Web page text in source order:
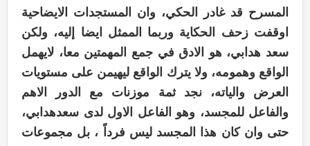
المسرح قد غادر الحكي، وان المستجدات الايضاحية
اوقفت زحف الحكاية وربما الممثل ايضا إليه، ولكن
سعد هدابي، هو الادق في جمع المهمتين معا، لايهمل
الواقع وهمومه، ولا يترك الواقع ليهيمن على مستويات
العرض والياته، نجد ثمة موزنات مع الدور الاهم
والفاعل للمجسد، وهو الفاعل الاول لدى سعدهدابي،
حتى وان كان هذا المجسد ليس فرداً ، بل مجموعات